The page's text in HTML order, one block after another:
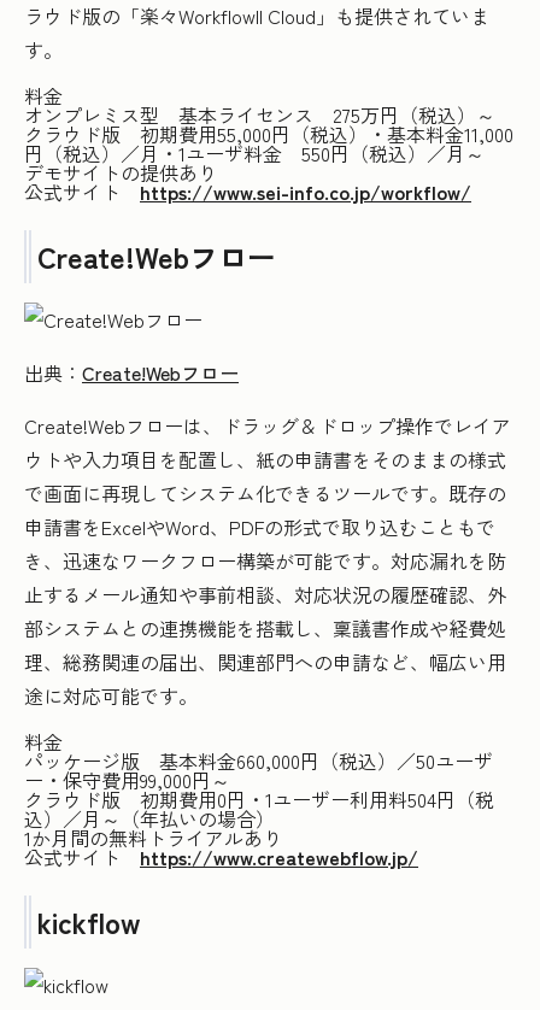
ラウド版の「楽々WorkflowII Cloud」も提供されていま
す。
料金
オンプレミス型 基本ライセンス 275万円（税込）～
クラウド版 初期費用55,000円（税込）・基本料金11,000
円（税込）／月・1ユーザ料金 550円（税込）／月～
デモサイトの提供あり
公式サイト https://www.sei-info.co.jp/workflow/
Create!Webフロー
出典： Create!Webフロー
Create!Webフローは、ドラッグ＆ドロップ操作でレイア
ウトや入力項目を配置し、紙の申請書をそのままの様式
で画面に再現してシステム化できるツールです。既存の
申請書をExcelやWord、PDFの形式で取り込むこともで
き、迅速なワークフロー構築が可能です。対応漏れを防
止するメール通知や事前相談、対応状況の履歴確認、外
部システムとの連携機能を搭載し、稟議書作成や経費処
理、総務関連の届出、関連部門への申請など、幅広い用
途に対応可能です。
料金
パッケージ版 基本料金660,000円（税込）／50ユーザ
ー・保守費用99,000円～
クラウド版 初期費用0円・1ユーザー利用料504円（税
込）／月～（年払いの場合）
1か月間の無料トライアルあり
公式サイト https://www.createwebflow.jp/
kickflow